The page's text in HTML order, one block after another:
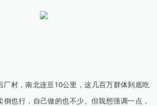
村，南北连亘10公里，这几百万群体到底吃
也行，自己做的也不少。但我想强调一点，